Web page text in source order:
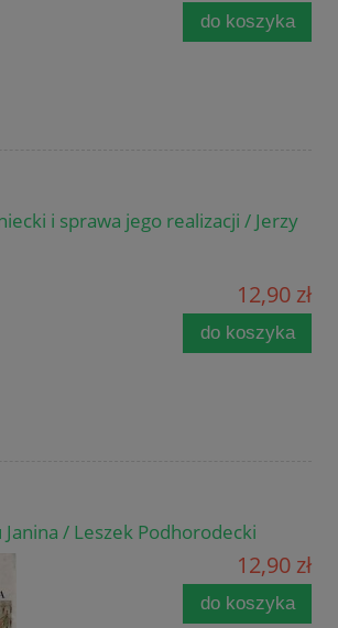
do koszyka
i sprawa jego realizacji / Jerzy
12,90 zł
do koszyka
/ Leszek Podhorodecki
12,90 zł
do koszyka